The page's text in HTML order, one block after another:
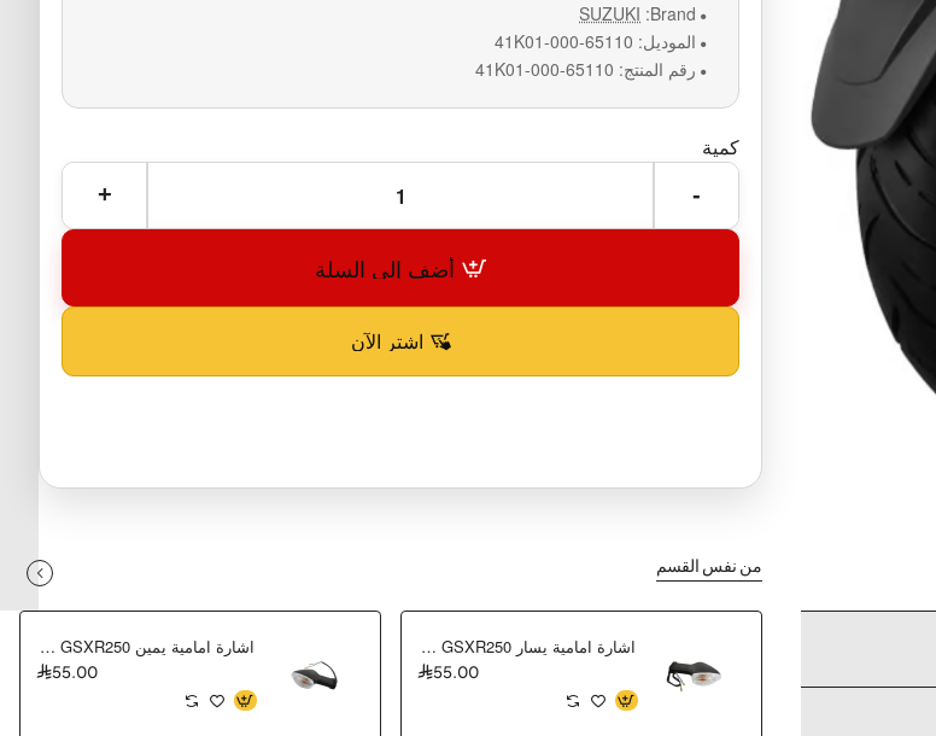
Brand:
SUZUKI
الموديل: 65110-41K01-000
رقم المنتج: 65110-41K01-000
أضف إلى السلة
اشترِ الآن
من نفس القسم
اشارة امامية يسار GSXR250 وكاله
55.00
اشارة امامية يمين GSXR250 وكاله
55.00